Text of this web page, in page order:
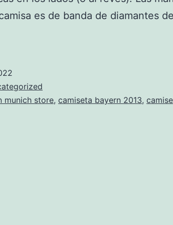
es de banda de diamantes
munich store, camiseta bayern 2013,